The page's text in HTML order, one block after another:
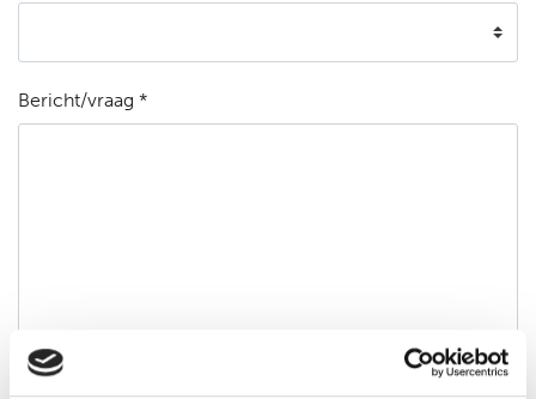
Bericht/vraag *
Ik ga akkoord met deprivacyverklaring*